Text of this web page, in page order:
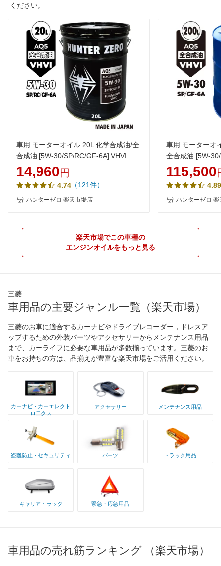
ください。
車用 モーターオイル 20L 化学合成油/全
合成油 [5W-30/SP/RC/GF-6A] VHVI 自
動車用エンジンオイル AQ5 ヒロバ・ゼ
ロ
14,960円
4.74 （121件）
ハンターゼロ 楽天市場店
車用 モーターオ
全合成油 [5W-
車用エンジンオ
ヒロバ・ゼロ
115,500
4.89
ハンターゼロ 楽
楽天市場でこの車種の
エンジンオイルをもっと見る
三菱
車用品の主要ジャンル一覧（楽天市場）
三菱のお車に適合するカーナビやドライブレコーダー，ドレスア
ップするための外装パーツやアクセサリーからメンテナンス用品
まで、カーライフに必要な車用品が多数揃っています。三菱のお
車をお持ちの方は、品揃えが豊富な楽天市場をご活用ください。
カーナビ・カーエレクト
ロ二クス
アクセサリー メンテナンス用品
盗難防止・セキュリティ パーツ トラック用品
キャリア・ラック 緊急・応急用品
車用品の売れ筋ランキング （楽天市場）